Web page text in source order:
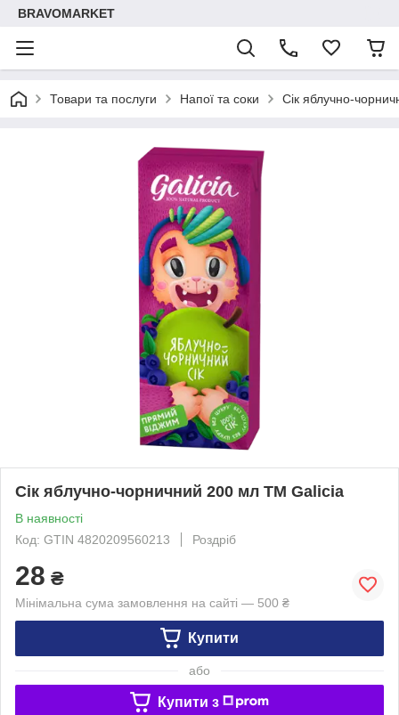
BRAVOMARKET
Товари та послуги Напої та соки Сік яблучно-
Сік яблучно-чорничний 200 мл ТМ Galicia
В наявності
Код: GTIN 4820209560213
Роздріб
28 ₴
Мінімальна сума замовлення на сайті — 500 ₴
Купити
або
Купити з